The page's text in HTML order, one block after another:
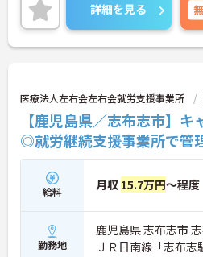
ポイントなど、さらに詳細をお話しい
お気軽にご相談ください！
詳細を見る
医療法人左右会左右会就労支援事業所
【鹿児島県／志布志市】
◎就労継続支援事業所で管
給料 月収 15.7万円～程度
勤務地
鹿児島県 志布志市
ＪＲ日南線「志布